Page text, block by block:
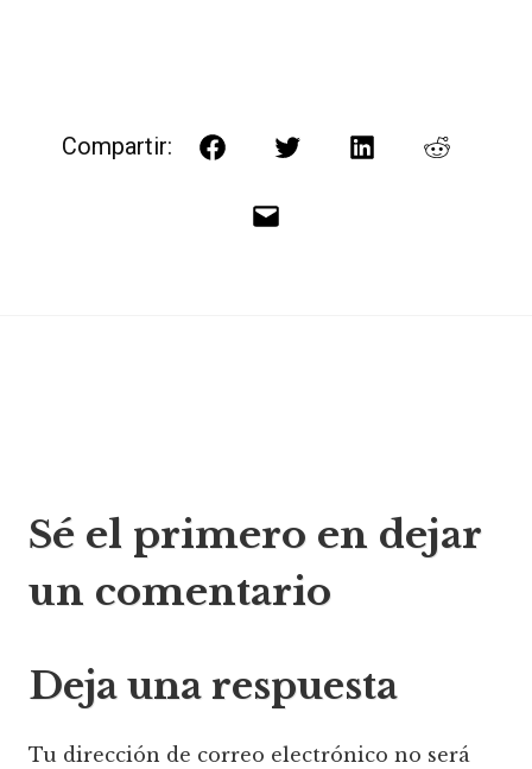
Compartir: FacebookTwitterLinkedInReddit
Correo
de
Sé el primero en dejar
un comentario
Deja una respuesta
Tu dirección de correo electrónico no será